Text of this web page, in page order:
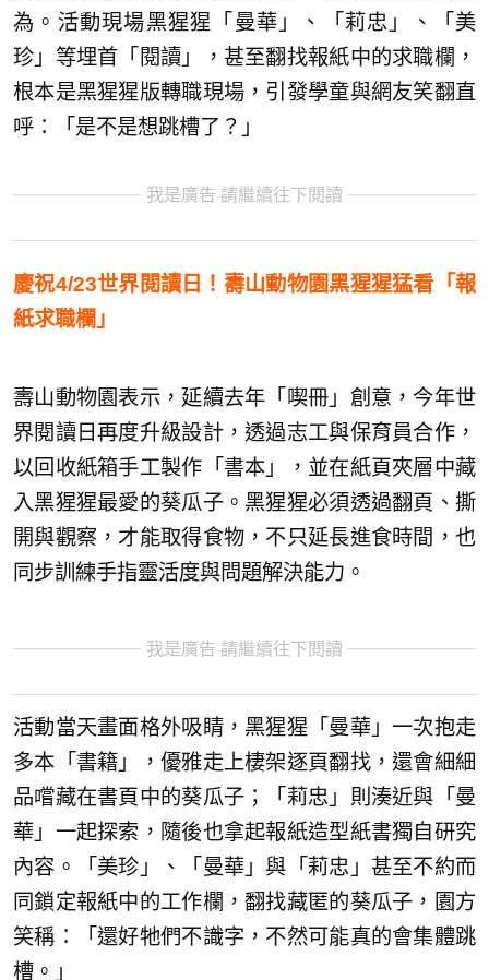
為。活動現場黑猩猩「曼華」、「莉忠」、「美
珍」等埋首「閱讀」，甚至翻找報紙中的求職欄，
根本是黑猩猩版轉職現場，引發學童與網友笑翻直
呼：「是不是想跳槽了？」
我是廣告 請繼續往下閱讀
慶祝4/23世界閱讀日！壽山動物園黑猩猩猛看「報
紙求職欄」
壽山動物園表示，延續去年「喫冊」創意，今年世
界閱讀日再度升級設計，透過志工與保育員合作，
以回收紙箱手工製作「書本」，並在紙頁夾層中藏
入黑猩猩最愛的葵瓜子。黑猩猩必須透過翻頁、撕
開與觀察，才能取得食物，不只延長進食時間，也
同步訓練手指靈活度與問題解決能力。
我是廣告 請繼續往下閱讀
活動當天畫面格外吸睛，黑猩猩「曼華」一次抱走
多本「書籍」，優雅走上棲架逐頁翻找，還會細細
品嚐藏在書頁中的葵瓜子；「莉忠」則湊近與「曼
華」一起探索，隨後也拿起報紙造型紙書獨自研究
內容。「美珍」、「曼華」與「莉忠」甚至不約而
同鎖定報紙中的工作欄，翻找藏匿的葵瓜子，園方
笑稱：「還好牠們不識字，不然可能真的會集體跳
槽。」